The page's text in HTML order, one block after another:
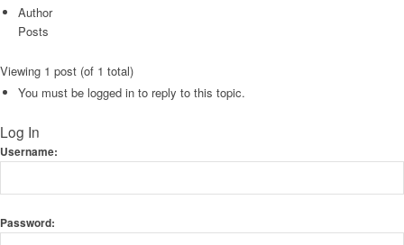
Author
Posts
Viewing 1 post (of 1 total)
You must be logged in to reply to this topic.
Log In
Username:
Password: